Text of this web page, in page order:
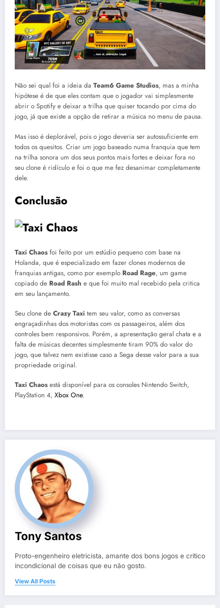
Não sei qual foi a ideia da Team6 Game Studios, mas a minha
hipótese é de que eles contam que o jogador vai simplesmente
abrir o Spotify e deixar a trilha que quiser tocando por cima do
jogo, já que existe a opção de retirar a música no menu de pausa.
Mas isso é deplorável, pois o jogo deveria ser autossuficiente em
todos os quesitos. Criar um jogo baseado numa franquia que tem
na trilha sonora um dos seus pontos mais fortes e deixar fora no
seu clone é ridículo e foi o que me fez desanimar completamente
dele.
Conclusão
Taxi Chaos foi feito por um estúdio pequeno com base na
Holanda, que é especializado em fazer clones modernos de
franquias antigas, como por exemplo Road Rage, um game
copiado de Road Rash e que foi muito mal recebido pela critica
em seu lançamento.
Seu clone de Crazy Taxi tem seu valor, como as conversas
engraçadinhas dos motoristas com os passageiros, além dos
controles bem responsivos. Porém, a apresentação geral chata e a
falta de músicas decentes simplesmente tiram 90% do valor do
jogo, que talvez nem existisse caso a Sega desse valor para a sua
propriedade original.
Taxi Chaos está disponível para os consoles Nintendo Switch,
PlayStation 4, Xbox One.
Tony Santos
Proto-engenheiro eletricista, amante dos bons jogos e crítico
incondicional de coisas que eu não gosto.
View All Posts